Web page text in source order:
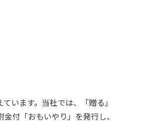
います。当社では、「贈る」
付「おもいやり」を発行し、